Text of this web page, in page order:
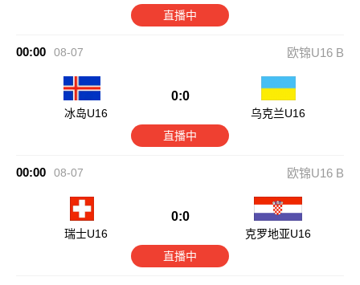
直播中
00:00 08-07 欧锦U16 B
冰岛U16
0:0
乌克兰U16
直播中
00:00 08-07 欧锦U16 B
瑞士U16
0:0
克罗地亚U16
直播中